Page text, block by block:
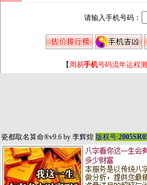
请输入手机号码：
【 周易手机号码流年运程
瓷都取名算命®v9.6 by 李辉煌 版权号: